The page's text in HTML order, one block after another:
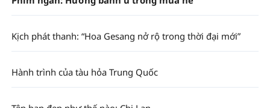
Kịch phát thanh: “Hoa Gesang nở rộ trong thời đại mới”
Hành trình của tàu hỏa Trung Quốc